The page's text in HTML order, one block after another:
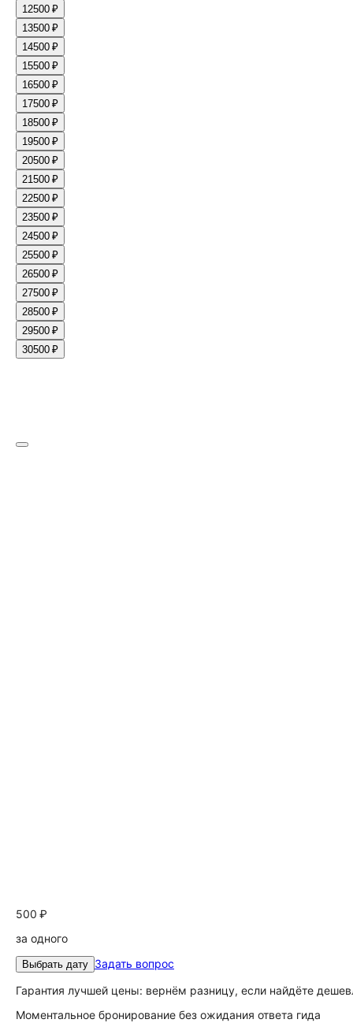
12500 ₽
13500 ₽
14500 ₽
15500 ₽
16500 ₽
17500 ₽
18500 ₽
19500 ₽
20500 ₽
21500 ₽
22500 ₽
23500 ₽
24500 ₽
25500 ₽
26500 ₽
27500 ₽
28500 ₽
29500 ₽
30500 ₽
500 ₽
за одного
Выбрать дату Задать вопрос
Гарантия лучшей цены: вернём разницу, если найдёте
Моментальное бронирование без ожидания ответа гида